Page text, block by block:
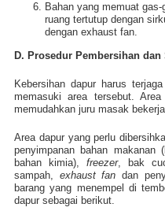
Bahan yang memuat
ruang tertutup dengan
dengan exhaust fan.
D. Prosedur Pembersihan
Kebersihan dapur harus
memasuki area tersebut.
memudahkan juru masak
Area dapur yang perlu
penyimpanan bahan
bahan kimia), freezer, bak
sampah, exhaust fan dan
barang yang menempel di
dapur sebagai berikut.